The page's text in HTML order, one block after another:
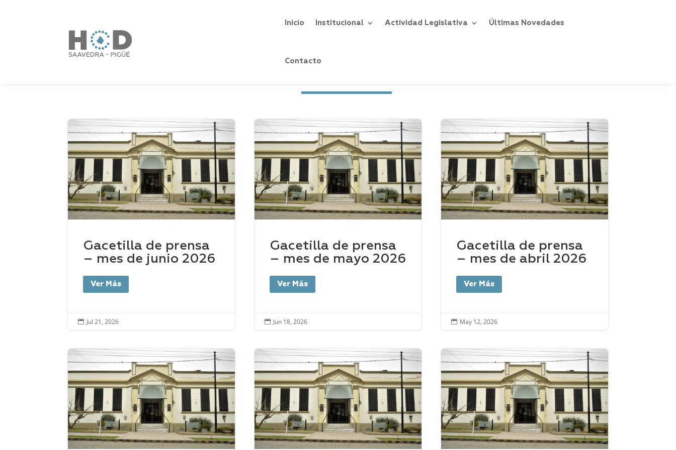
Inicio Institucional Actividad Legislativa Últimas Novedades
Contacto
Gacetilla de prensa
– mes de junio 2026
Ver Más
 Jul 21, 2026
Gacetilla de prensa
– mes de mayo 2026
Ver Más
 Jun 18, 2026
Gacetilla de prensa
– mes de abril 2026
Ver Más
 May 12, 2026